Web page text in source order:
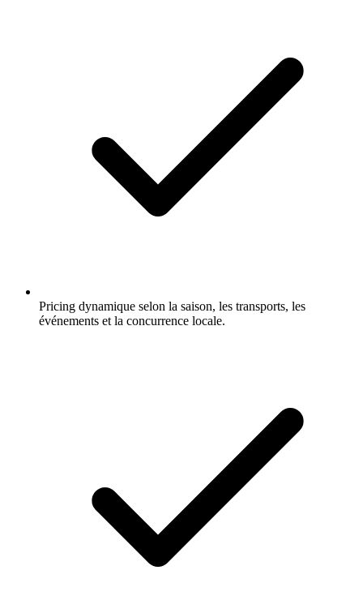
Pricing dynamique selon la saison, les transports, les
événements et la concurrence locale.